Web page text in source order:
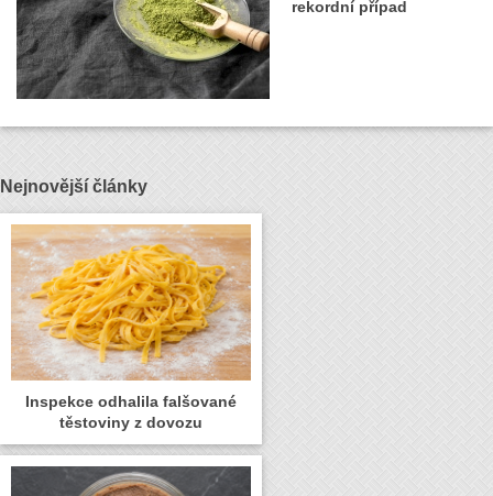
rekordní případ
Nejnovější články
Inspekce odhalila falšované
těstoviny z dovozu